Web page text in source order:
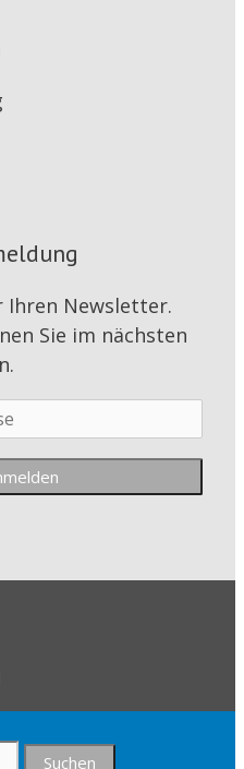
Ihren Newsletter.
Sie im nächsten